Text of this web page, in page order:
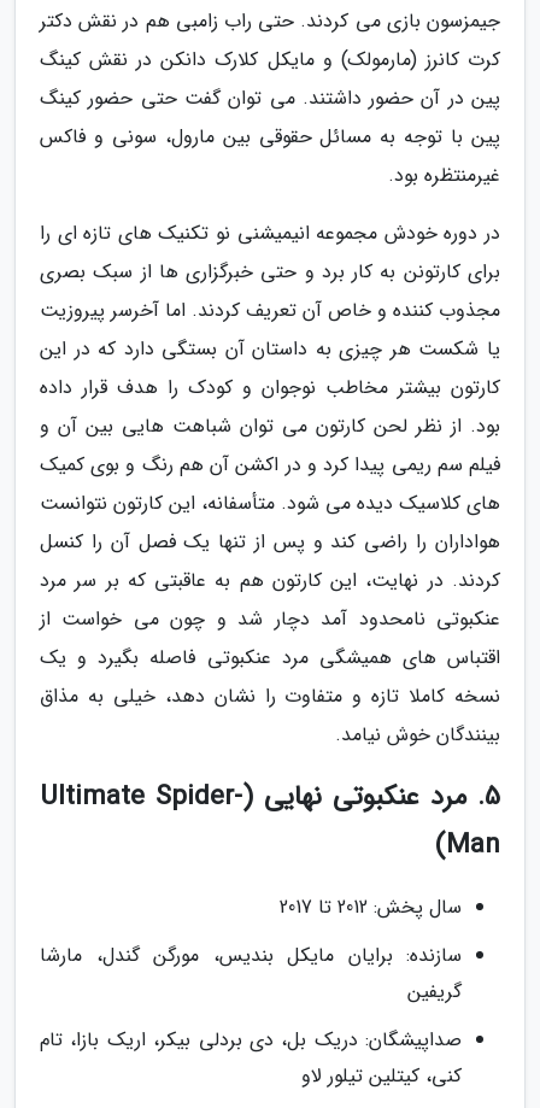
جیمزسون بازی می کردند. حتی راب زامبی هم در نقش دکتر
کرت کانرز (مارمولک) و مایکل کلارک دانکن در نقش کینگ
پین در آن حضور داشتند. می توان گفت حتی حضور کینگ
پین با توجه به مسائل حقوقی بین مارول، سونی و فاکس
غیرمنتظره بود.
در دوره خودش مجموعه انیمیشنی نو تکنیک های تازه ای را
برای کارتونن به کار برد و حتی خبرگزاری ها از سبک بصری
مجذوب کننده و خاص آن تعریف کردند. اما آخرسر پیروزیت
یا شکست هر چیزی به داستان آن بستگی دارد که در این
کارتون بیشتر مخاطب نوجوان و کودک را هدف قرار داده
بود. از نظر لحن کارتون می توان شباهت هایی بین آن و
فیلم سم ریمی پیدا کرد و در اکشن آن هم رنگ و بوی کمیک
های کلاسیک دیده می شود. متأسفانه، این کارتون نتوانست
هواداران را راضی کند و پس از تنها یک فصل آن را کنسل
کردند. در نهایت، این کارتون هم به عاقبتی که بر سر مرد
عنکبوتی نامحدود آمد دچار شد و چون می خواست از
اقتباس های همیشگی مرد عنکبوتی فاصله بگیرد و یک
نسخه کاملا تازه و متفاوت را نشان دهد، خیلی به مذاق
بینندگان خوش نیامد.
5. مرد عنکبوتی نهایی (Ultimate Spider-
Man)
سال پخش: 2012 تا 2017
سازنده: برایان مایکل بندیس، مورگن گندل، مارشا
گریفین
صداپیشگان: دریک بل، دی بردلی بیکر، اریک بازا، تام
کنی، کیتلین تیلور لاو